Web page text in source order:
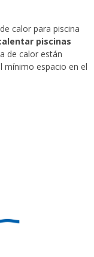
calor para piscina
piscinas
de calor están
mínimo espacio en el